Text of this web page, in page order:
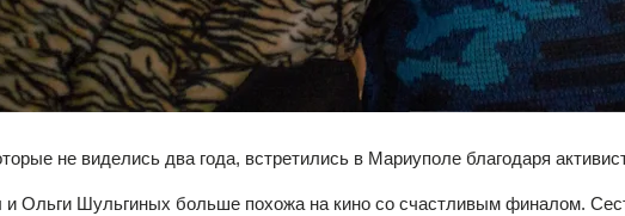
не виделись два года, встретились в Мариуполе благодаря
Ольги Шульгиных больше похожа на кино со счастливым финалом.